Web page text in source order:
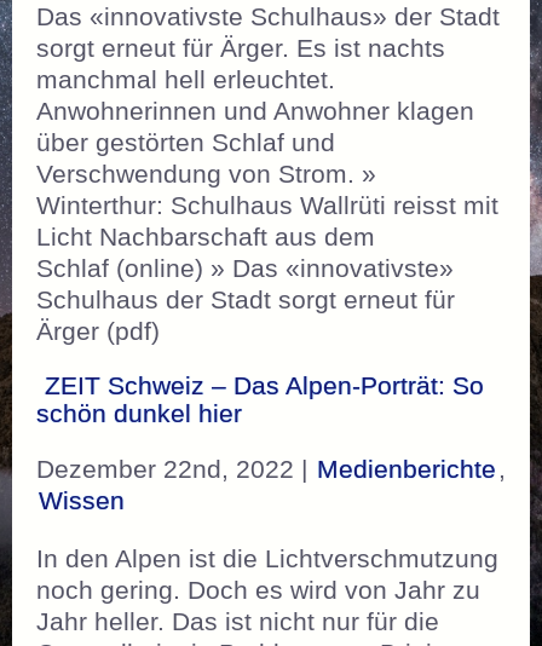
Das «innovativste Schulhaus» der Stadt
sorgt erneut für Ärger. Es ist nachts
manchmal hell erleuchtet.
Anwohnerinnen und Anwohner klagen
über gestörten Schlaf und
Verschwendung von Strom. »
Winterthur: Schulhaus Wallrüti reisst mit
Licht Nachbarschaft aus dem
Schlaf (online) » Das «innovativste»
Schulhaus der Stadt sorgt erneut für
Ärger (pdf)
ZEIT Schweiz – Das Alpen-Porträt: So
schön dunkel hier
Dezember 22nd, 2022 | Medienberichte ,
Wissen
In den Alpen ist die Lichtverschmutzung
noch gering. Doch es wird von Jahr zu
Jahr heller. Das ist nicht nur für die